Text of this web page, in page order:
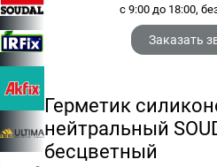
с 9:00 до 18:00,
Заказать
Герметик
нейтральный
бесцветный